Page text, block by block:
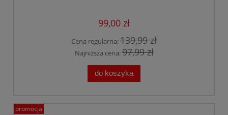
99,00 zł
Cena regularna:139,99 zł
Najniższa cena:97,99 zł
do koszyka
promocja